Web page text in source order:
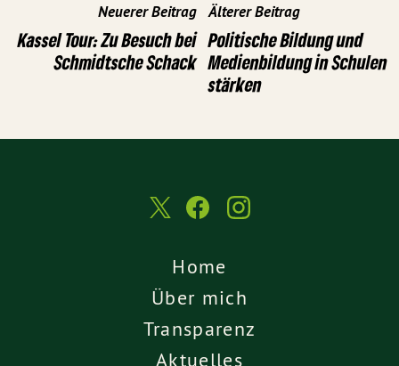
Neuerer Beitrag
Kassel Tour: Zu Besuch bei
Schmidtsche Schack
Älterer Beitrag
Politische Bildung und
Medienbildung in Schulen
stärken
Home
Über mich
Transparenz
Aktuelles